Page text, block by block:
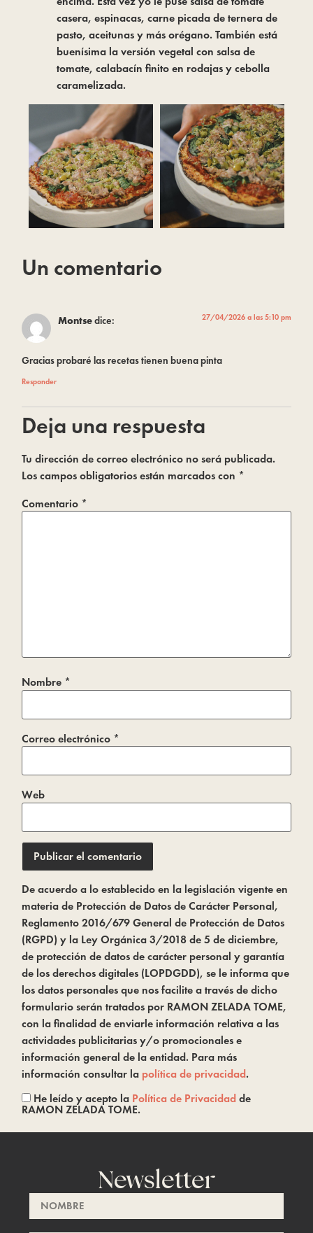
casera, espinacas, carne picada de ternera de
pasto, aceitunas y más orégano. También está
buenísima la versión vegetal con salsa de
tomate, calabacín finito en rodajas y cebolla
caramelizada.
Un comentario
Montsedice: 27/04/2026 a las 5:10 pm
Gracias probaré las recetas tienen buena pinta
Responder
Deja una respuesta
Tu dirección de correo electrónico no será publicada.
Los campos obligatorios están marcados con *
Comentario *
Nombre *
Correo electrónico *
Web
De acuerdo a lo establecido en la legislación vigente en
materia de Protección de Datos de Carácter Personal,
Reglamento 2016/679 General de Protección de Datos
(RGPD) y la Ley Orgánica 3/2018 de 5 de diciembre,
de protección de datos de carácter personal y garantía
de los derechos digitales (LOPDGDD), se le informa que
los datos personales que nos facilite a través de dicho
formulario serán tratados por RAMON ZELADA TOME,
con la finalidad de enviarle información relativa a las
actividades publicitarias y/o promocionales e
información general de la entidad. Para más
información consultar la política de privacidad.
He leído y acepto la Política de Privacidadde
RAMON ZELADA TOME.
Newsletter